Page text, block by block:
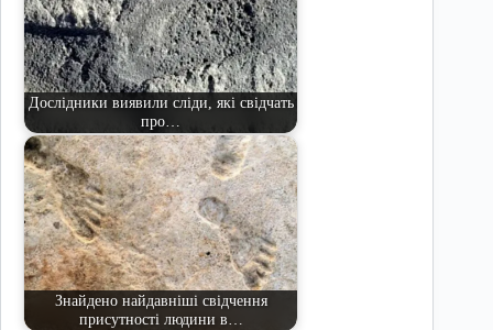
Дослідники виявили сліди, які свідчать
про…
Знайдено найдавніші свідчення
присутності людини в…